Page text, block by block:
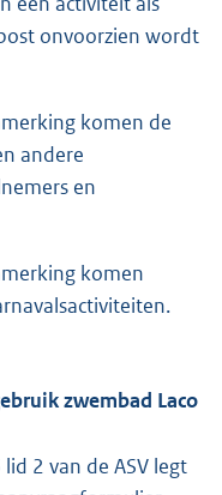
onvoorzien wordt
komen de
andere
en
komen
zwembad Laco
2 van de ASV legt